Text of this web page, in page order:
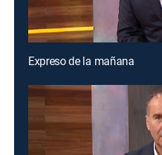
Expreso de la mañana